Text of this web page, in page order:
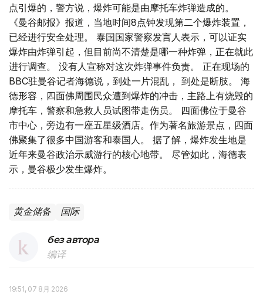
点引爆的，警方说，爆炸可能是由摩托车炸弹造成的。
《曼谷邮报》报道，当地时间8点钟发现第二个爆炸装置，
已经进行安全处理。 泰国国家警察发言人表示，可以证实
爆炸由炸弹引起，但目前尚不清楚是哪一种炸弹，正在就此
进行调查。 没有人宣称对这次炸弹事件负责。 正在现场的
BBC驻曼谷记者海德说，到处一片混乱， 到处是断肢。 海
德形容，四面佛周围民众遭到爆炸的冲击，主路上有烧毁的
摩托车，警察和急救人员试图带走伤员。 四面佛位于曼谷
市中心，旁边有一座五星级酒店。作为著名旅游景点，四面
佛聚集了很多中国游客和泰国人。 据了解，爆炸发生地是
近年来曼谷政治示威游行的核心地带。 尽管如此，海德表
示，曼谷极少发生爆炸。
黄金储备 国际
без автора
编译
19:51, 07 8月 2026